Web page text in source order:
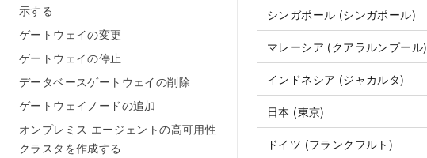
示する
ゲートウェイの変更
ゲートウェイの停止
データベースゲートウェイの削除
ゲートウェイノードの追加
オンプレミス エージェントの高可用性
クラスタを作成する
シンガポール (シンガポール)
マレーシア (クアラルンプール)
インドネシア (ジャカルタ)
日本 (東京)
ドイツ (フランクフルト)